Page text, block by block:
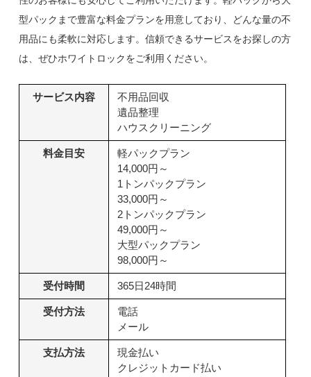
型パックまで豊富な料金プランを用意しており、どんな量の不
用品にも柔軟に対応します。信頼できるサービスをお探しの方
は、ぜひホワイトロックをご利用ください。
サービス内容
不用品回収
遺品整理
ハウスクリーニング
料金目安
軽パックプラン
14,000円～
1トンパックプラン
33,000円～
2トンパックプラン
49,000円～
大型パックプラン
98,000円～
受付時間 365日24時間
受付方法
電話
メール
支払方法
現金払い
クレジットカード払い